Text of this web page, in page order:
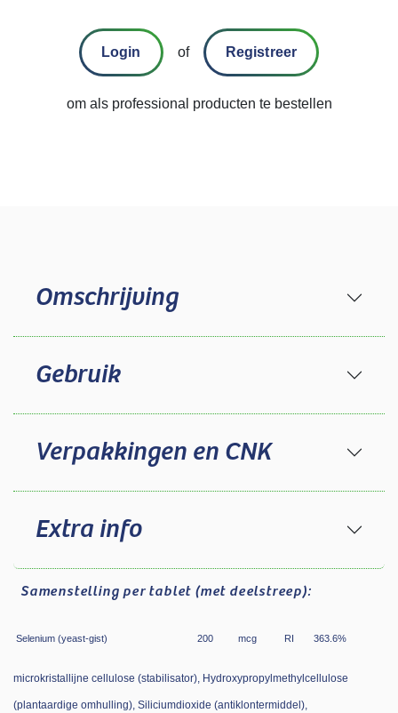
Login of Registreer
om als professional producten te bestellen
Omschrijving
Gebruik
Verpakkingen en CNK
Extra info
Samenstelling per tablet (met deelstreep):
Selenium (yeast-gist) 200 mcg RI 363.6%
microkristallijne cellulose (stabilisator), Hydroxypropylmethylcellulose
(plantaardige omhulling), Siliciumdioxide (antiklontermiddel),